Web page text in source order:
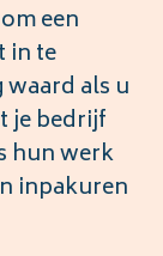
een
in te
als u
je bedrijf
hun werk
inpakuren